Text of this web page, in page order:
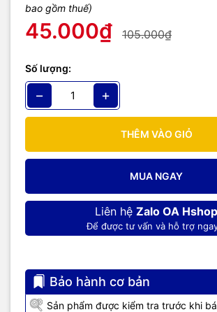
bao gồm thuế)
45.000₫ 105.000₫
Số lượng:
− +
THÊM VÀO GIỎ
MUA NGAY
Liên hệ Zalo OA Hshop
Để được tư vấn và hỗ trợ
Bảo hành cơ bản
Sản phẩm được kiểm tra trước khi